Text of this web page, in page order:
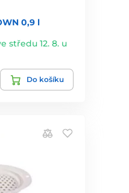
0,9 l
středu 12. 8. u
Do košíku